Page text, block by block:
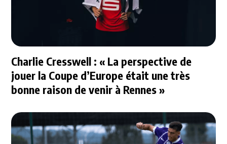
Charlie Cresswell : « La perspective de
jouer la Coupe d’Europe était une très
bonne raison de venir à Rennes »